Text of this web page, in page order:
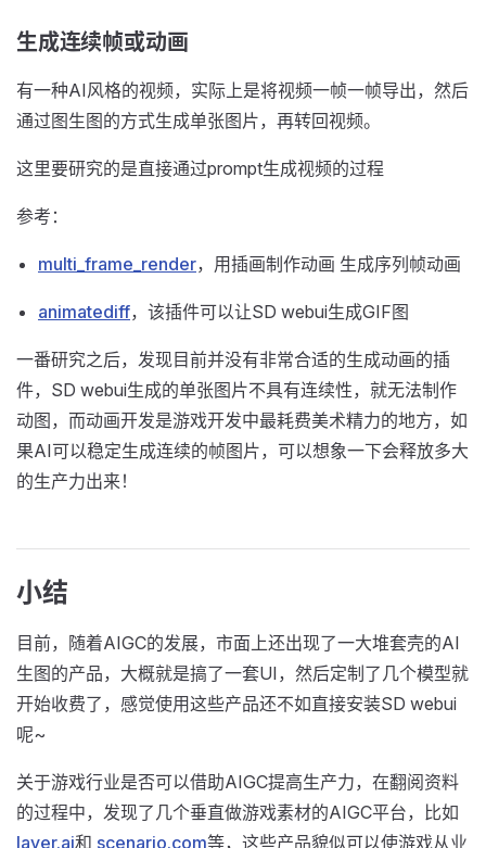
生成连续帧或动画
有一种AI风格的视频，实际上是将视频一帧一帧导出，然后
通过图生图的方式生成单张图片，再转回视频。
这里要研究的是直接通过prompt生成视频的过程
参考：
multi_frame_render，用插画制作动画 生成序列帧动画
animatediff，该插件可以让SD webui生成GIF图
一番研究之后，发现目前并没有非常合适的生成动画的插
件，SD webui生成的单张图片不具有连续性，就无法制作
动图，而动画开发是游戏开发中最耗费美术精力的地方，如
果AI可以稳定生成连续的帧图片，可以想象一下会释放多大
的生产力出来！
小结
目前，随着AIGC的发展，市面上还出现了一大堆套壳的AI
生图的产品，大概就是搞了一套UI，然后定制了几个模型就
开始收费了，感觉使用这些产品还不如直接安装SD webui
呢~
关于游戏行业是否可以借助AIGC提高生产力，在翻阅资料
的过程中，发现了几个垂直做游戏素材的AIGC平台，比如
layer.ai和 scenario.com等，这些产品貌似可以使游戏从业